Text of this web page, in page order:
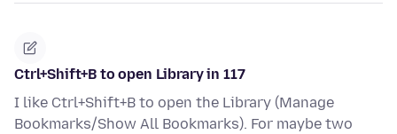
Ctrl+Shift+B to open Library in 117
I like Ctrl+Shift+B to open the Library (Manage
Bookmarks/Show All Bookmarks). For maybe two